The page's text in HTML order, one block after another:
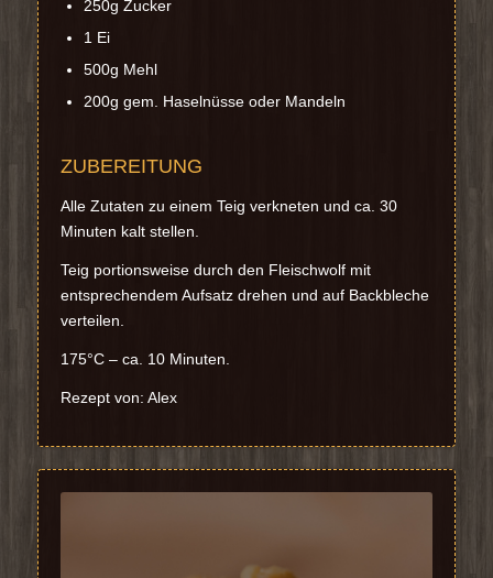
250g Zucker
1 Ei
500g Mehl
200g gem. Haselnüsse oder Mandeln
ZUBEREITUNG
Alle Zutaten zu einem Teig verkneten und ca. 30
Minuten kalt stellen.
Teig portionsweise durch den Fleischwolf mit
entsprechendem Aufsatz drehen und auf Backbleche
verteilen.
175°C – ca. 10 Minuten.
Rezept von: Alex